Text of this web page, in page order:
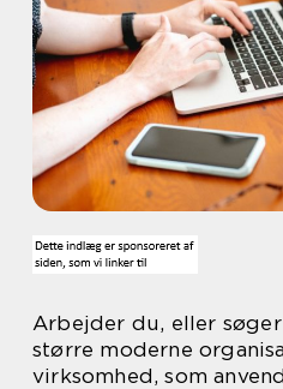
Arbejder du, eller
større moderne
virksomhed, som